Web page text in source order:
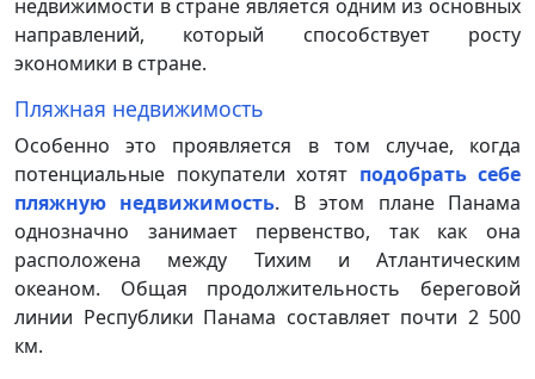
недвижимости в стране является одним из основных
направлений, который способствует росту
экономики в стране.
Пляжная недвижимость
Особенно это проявляется в том случае, когда
потенциальные покупатели хотят подобрать себе
пляжную недвижимость. В этом плане Панама
однозначно занимает первенство, так как она
расположена между Тихим и Атлантическим
океаном. Общая продолжительность береговой
линии Республики Панама составляет почти 2 500
км.